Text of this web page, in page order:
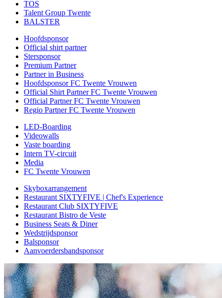
TOS
Talent Group Twente
BALSTER
Hoofdsponsor
Official shirt partner
Stersponsor
Premium Partner
Partner in Business
Hoofdsponsor FC Twente Vrouwen
Official Shirt Partner FC Twente Vrouwen
Official Partner FC Twente Vrouwen
Regio Partner FC Twente Vrouwen
LED-Boarding
Videowalls
Vaste boarding
Intern TV-circuit
Media
FC Twente Vrouwen
Skyboxarrangement
Restaurant SIXTYFIVE | Chef's Experience
Restaurant Club SIXTYFIVE
Restaurant Bistro de Veste
Business Seats & Diner
Wedstrijdsponsor
Balsponsor
Aanvoerdersbandsponsor